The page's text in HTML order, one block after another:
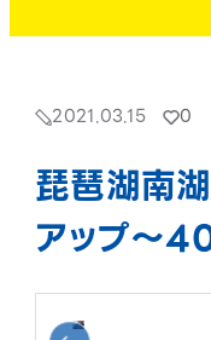
2021.03.15 0
琵琶湖南
アップ～